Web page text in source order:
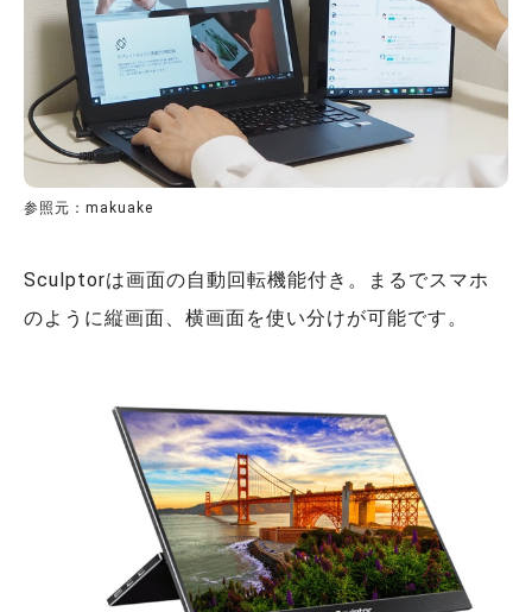
参照元：makuake
Sculptorは画面の自動回転機能付き。まるでスマホ
のように縦画面、横画面を使い分けが可能です。